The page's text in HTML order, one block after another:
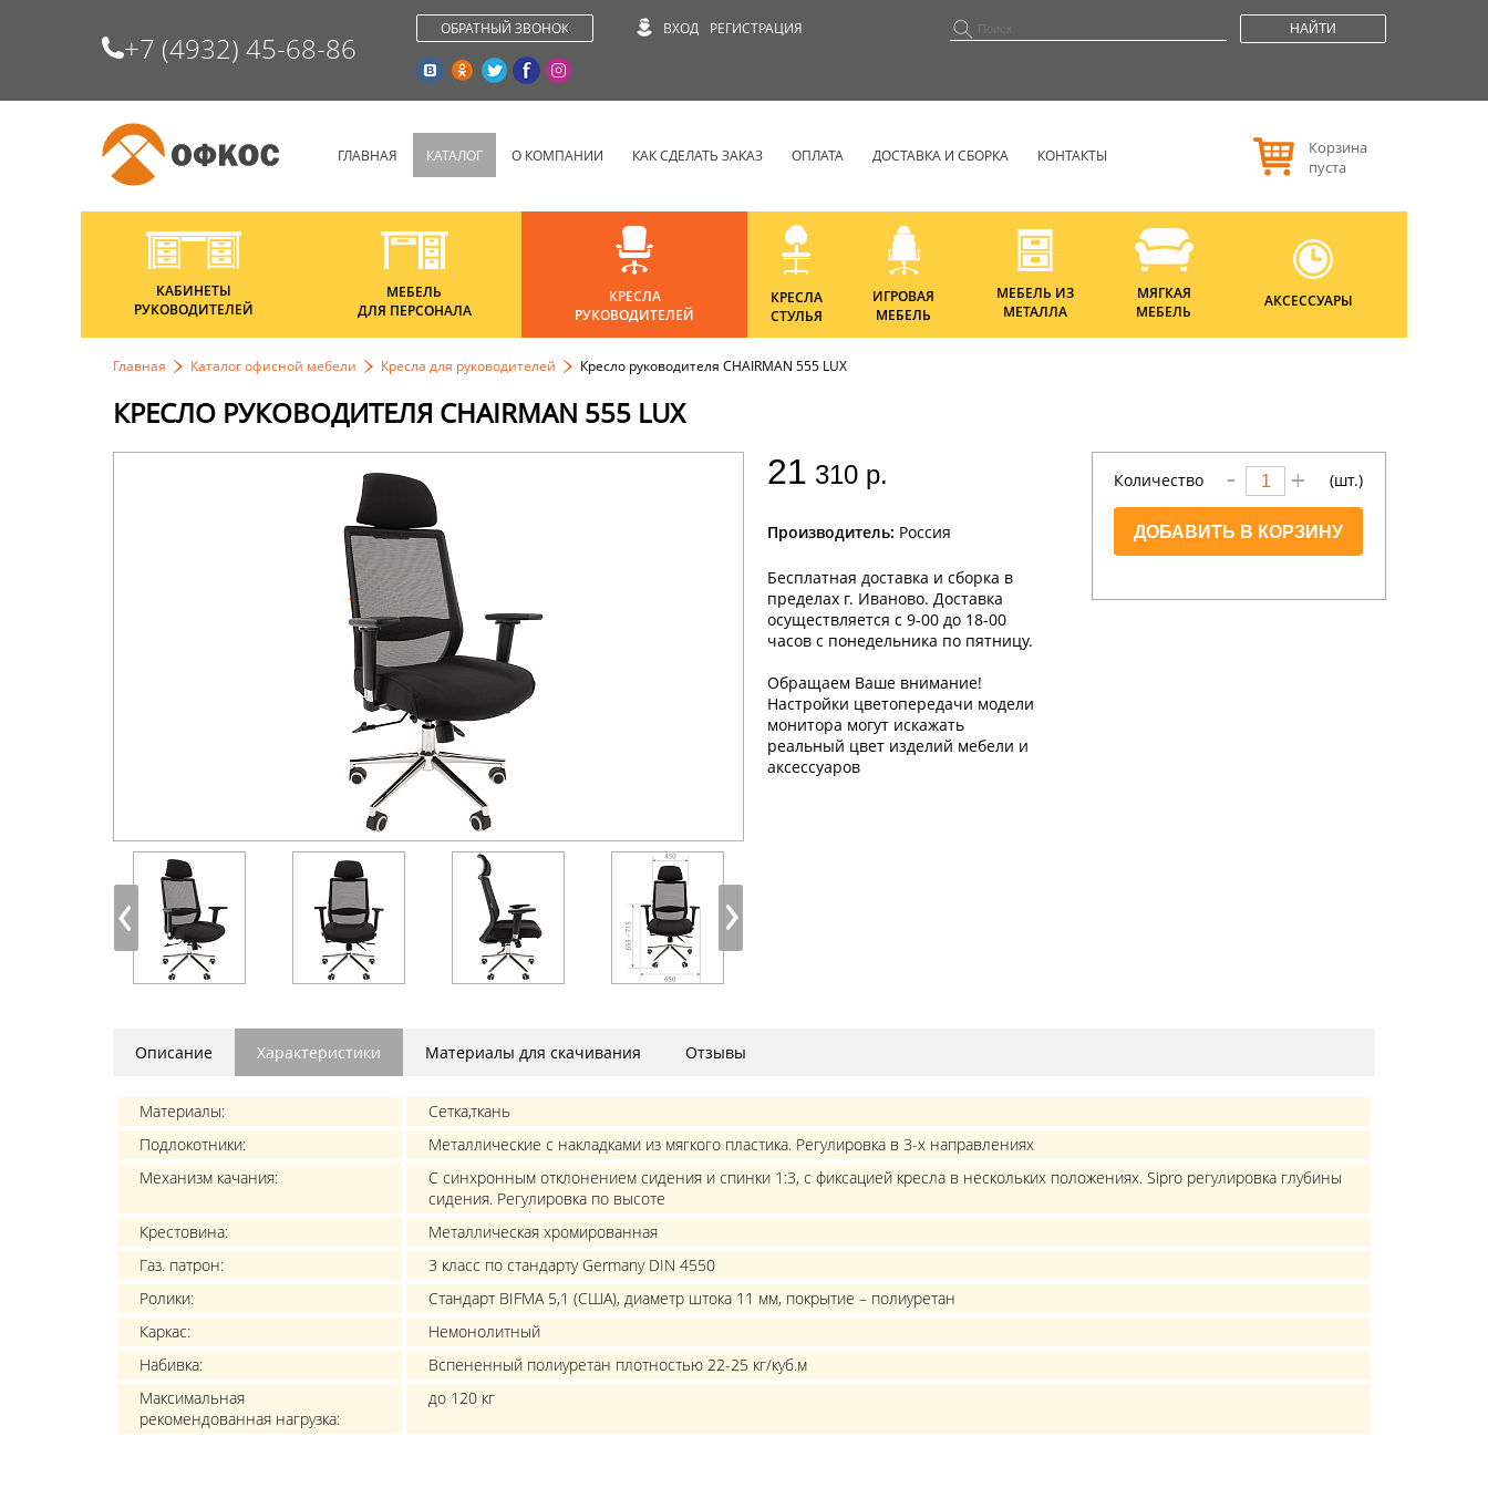
+7 (4932) 45-68-86
ОБРАТНЫЙ ЗВОНОК ВХОД РЕГИСТРАЦИЯ НАЙТИ
ГЛАВНАЯ КАТАЛОГ О КОМПАНИИ КАК СДЕЛАТЬ ЗАКАЗ ОПЛАТА ДОСТАВКА И СБОРКА КОНТАКТЫ
Корзина
пуста
КАБИНЕТЫ
РУКОВОДИТЕЛЕЙ
МЕБЕЛЬ
ДЛЯ ПЕРСОНАЛА
КРЕСЛА
РУКОВОДИТЕЛЕЙ
КРЕСЛА
СТУЛЬЯ
ИГРОВАЯ
МЕБЕЛЬ
МЕБЕЛЬ ИЗ
МЕТАЛЛА
МЯГКАЯ
МЕБЕЛЬ
АКСЕССУАРЫ
Главная Каталог офисной мебели Кресла для руководителей Кресло руководителя CHAIRMAN 555 LUX
КРЕСЛО РУКОВОДИТЕЛЯ CHAIRMAN 555 LUX
21 310 р. Количество (шт.)
ДОБАВИТЬ В КОРЗИНУ
Производитель: Россия
Бесплатная доставка и сборка в
пределах г. Иваново. Доставка
осуществляется с 9-00 до 18-00
часов с понедельника по пятницу.
Обращаем Ваше внимание!
Настройки цветопередачи модели
монитора могут искажать
реальный цвет изделий мебели и
аксессуаров
Описание Характеристики Материалы для скачивания Отзывы
Материалы:
Сетка,ткань
Подлокотники:
Металлические с накладками из мягкого пластика. Регулировка в 3-х направлениях
Механизм качания:
С синхронным отклонением сидения и спинки 1:3, с фиксацией кресла в нескольких положениях. Sipro регулировка глубины
сидения. Регулировка по высоте
Крестовина:
Металлическая хромированная
Газ. патрон:
3 класс по стандарту Germany DIN 4550
Ролики:
Стандарт BIFMA 5,1 (США), диаметр штока 11 мм, покрытие – полиуретан
Каркас:
Немонолитный
Набивка:
Вспененный полиуретан плотностью 22-25 кг/куб.м
Максимальная
рекомендованная нагрузка:
до 120 кг